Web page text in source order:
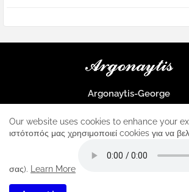
Argonaytis-George
μοναδικός σταθμός για κάθε
Home
Our website uses cookies to enhance your
ιστότοπός μας χρησιμοποιεί cookies για να
σας). Learn More